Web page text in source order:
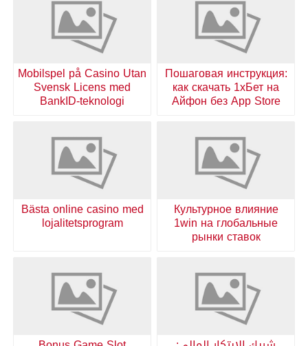
Пошаговая инструкция:
как скачать 1хБет на
Айфон без App Store
Mobilspel på Casino Utan
Svensk Licens med
BankID-teknologi
Культурное влияние
1win на глобальные
рынки ставок
Bästa online casino med
lojalitetsprogram